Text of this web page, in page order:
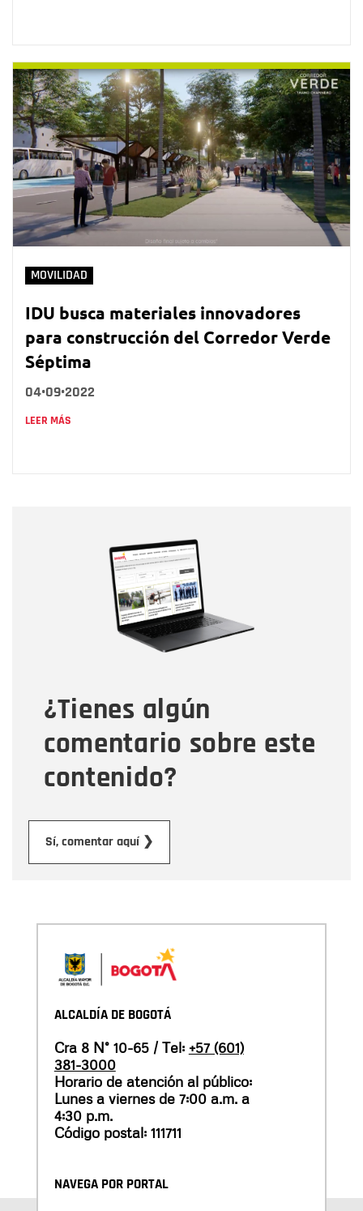
MOVILIDAD
IDU busca materiales innovadores
para construcción del Corredor Verde
Séptima
04•09•2022
LEER MÁS
¿Tienes algún
comentario sobre este
contenido?
Sí, comentar aquí ❯
Correo electrónico
Tipo de comentario
Mensaje
ALCALDÍA DE BOGOTÁ
Cra 8 N° 10-65 / Tel: +57 (601)
381-3000
Horario de atención al público:
Lunes a viernes de 7:00 a.m. a
4:30 p.m.
Código postal: 111711
NAVEGA POR PORTAL